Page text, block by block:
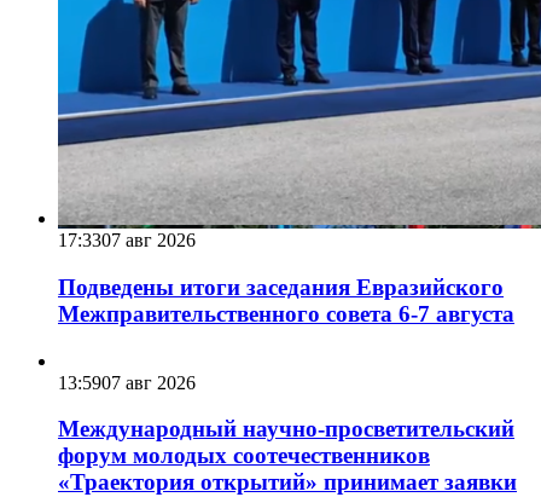
17:3307 авг 2026
Подведены итоги заседания Евразийского
Межправительственного совета 6-7 августа
13:5907 авг 2026
Международный научно-просветительский
форум молодых соотечественников
«Траектория открытий» принимает заявки